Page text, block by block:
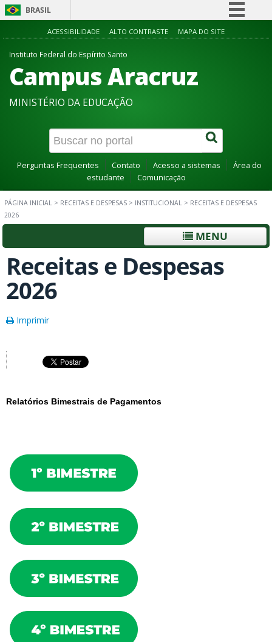
BRASIL
Simplifique!
Acesso à informação
Canais
ACESSIBILIDADE ALTO CONTRASTE MAPA DO SITE
Instituto Federal do Espírito Santo
Campus Aracruz
MINISTÉRIO DA EDUCAÇÃO
Perguntas Frequentes Contato Acesso a sistemas
Área do
estudante
Comunicação
PÁGINA INICIAL > RECEITAS E DESPESAS > INSTITUCIONAL > RECEITAS E DESPESAS
2026
MENU
Receitas e Despesas
2026
Imprimir
Relatórios Bimestrais de Pagamentos